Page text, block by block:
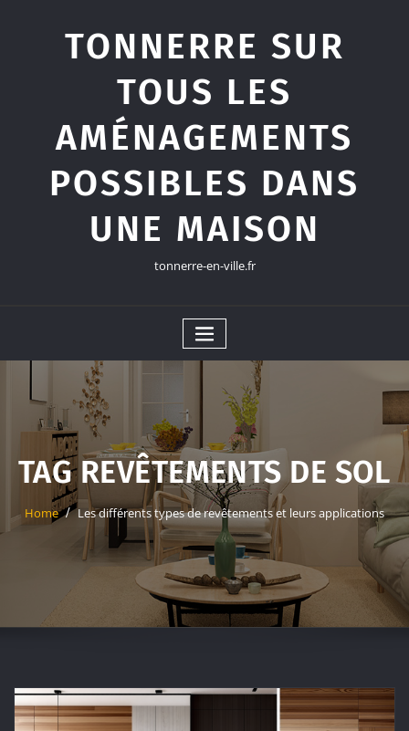
TONNERRE SUR
TOUS LES
AMÉNAGEMENTS
POSSIBLES DANS
UNE MAISON
tonnerre-en-ville.fr
TAG REVÊTEMENTS DE SOL
Home Les différents types de revêtements et leurs applications